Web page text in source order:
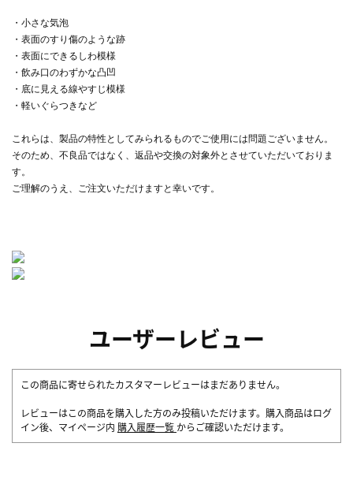
・小さな気泡
・表面のすり傷のような跡
・表面にできるしわ模様
・飲み口のわずかな凸凹
・底に見える線やすじ模様
・軽いぐらつきなど
これらは、製品の特性としてみられるものでご使用には問題ございません。
そのため、不良品ではなく、返品や交換の対象外とさせていただいておりま
す。
ご理解のうえ、ご注文いただけますと幸いです。
ユーザーレビュー
この商品に寄せられたカスタマーレビューはまだありません。
レビューはこの商品を購入した方のみ投稿いただけます。購入商品はログ
イン後、マイページ内 購入履歴一覧 からご確認いただけます。